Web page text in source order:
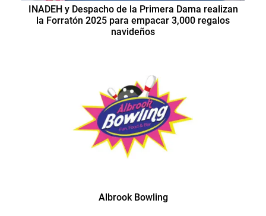
INADEH y Despacho de la Primera Dama realizan
la Forratón 2025 para empacar 3,000 regalos
navideños
Albrook Bowling